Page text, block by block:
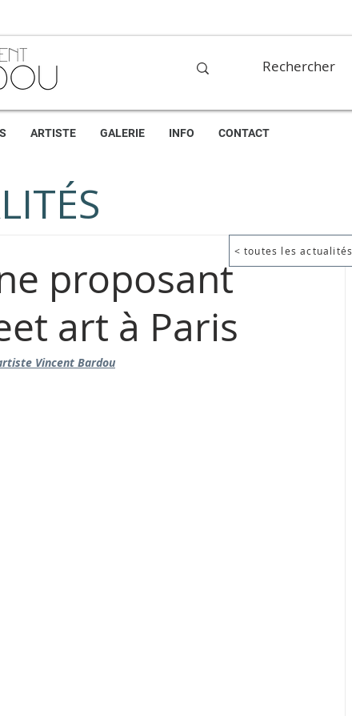
ARTISTE GALERIE INFO CONTACT
proposant
art à Paris
Vincent Bardou
< toutes les actualités